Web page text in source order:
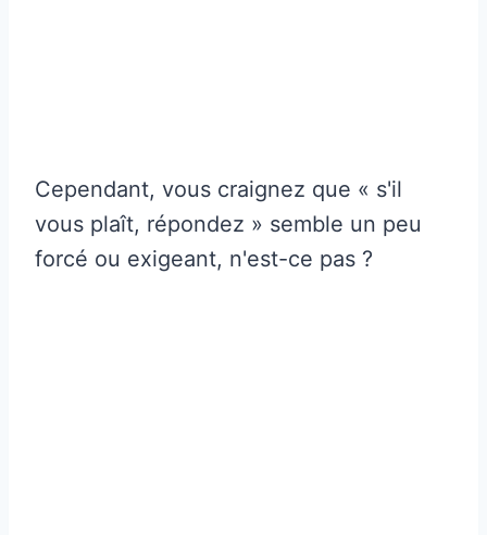
Cependant, vous craignez que « s'il
vous plaît, répondez » semble un peu
forcé ou exigeant, n'est-ce pas ?